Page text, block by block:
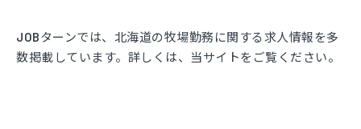
JOBターンでは、北海道の牧場勤務に関する求人情報を多
数掲載しています。詳しくは、当サイトをご覧ください。